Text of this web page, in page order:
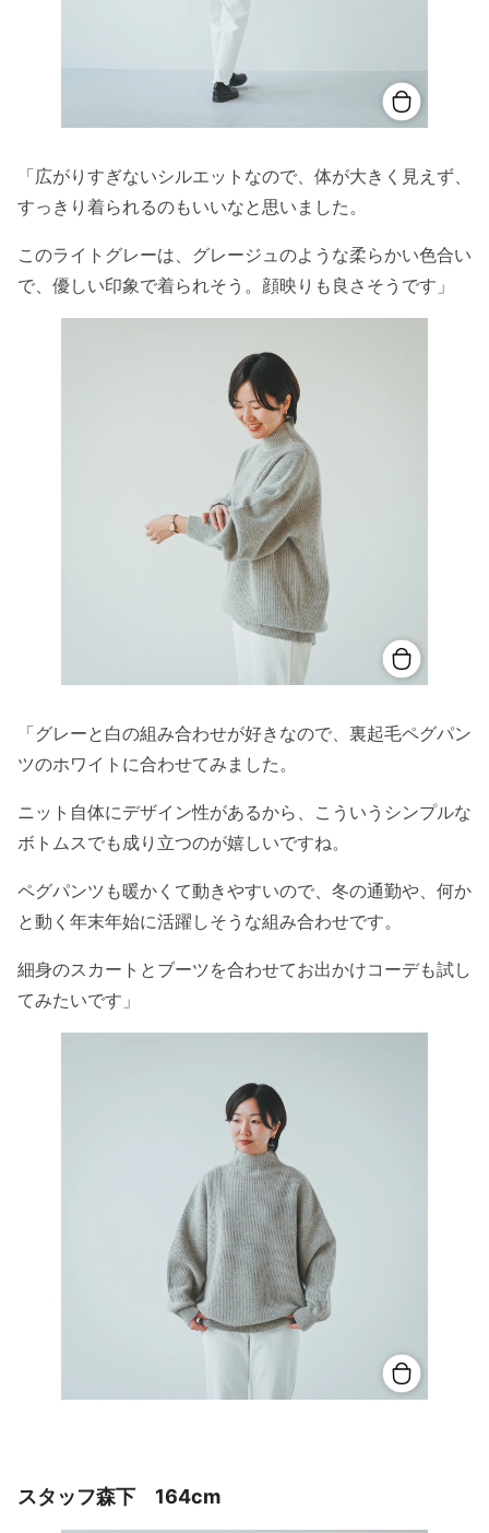
「広がりすぎないシルエットなので、体が大きく見えず、
すっきり着られるのもいいなと思いました。
このライトグレーは、グレージュのような柔らかい色合い
で、優しい印象で着られそう。顔映りも良さそうです」
「グレーと白の組み合わせが好きなので、裏起毛ペグパン
ツのホワイトに合わせてみました。
ニット自体にデザイン性があるから、こういうシンプルな
ボトムスでも成り立つのが嬉しいですね。
ペグパンツも暖かくて動きやすいので、冬の通勤や、何か
と動く年末年始に活躍しそうな組み合わせです。
細身のスカートとブーツを合わせてお出かけコーデも試し
てみたいです」
スタッフ森下 164cm